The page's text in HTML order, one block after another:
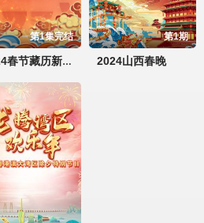
第1集完结
2024春节藏历新年联欢晚会
第1期
2024山西春晚